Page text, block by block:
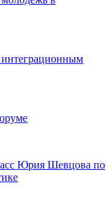
Юрия Шевцова по